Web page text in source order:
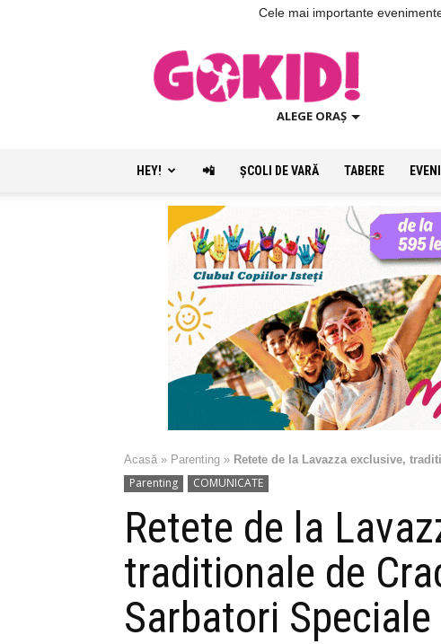
Cele mai importante
ALEGE ORAȘ
HEY! 📲 ŞCOLI DE VARĂ TABERE
Acasă » Parenting » Retete de la Lavazza exclusive,
Parenting COMUNICATE
Retete de la
traditionale de
Sarbatori Speciale